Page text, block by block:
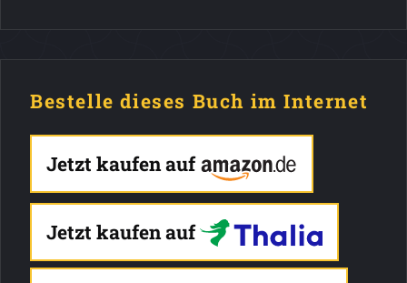
Bestelle dieses Buch im Internet
Jetzt kaufen auf
Jetzt kaufen auf